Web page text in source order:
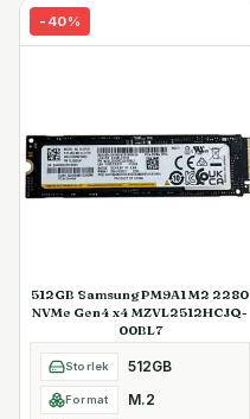
- 40%
512GB Samsung PM9A1 M2 2280
NVMe Gen4 x4 MZVL2512HCJQ-
00BL7
Storlek 512GB
Format M.2